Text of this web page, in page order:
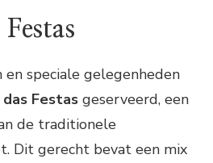
speciale gelegenheden
das Festas geserveerd, een
de traditionele
Dit gerecht bevat een mix